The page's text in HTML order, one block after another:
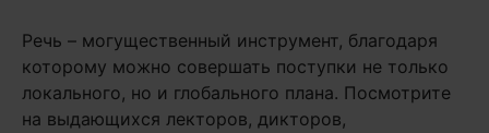
Речь – могущественный инструмент, благодаря
которому можно совершать поступки не только
локального, но и глобального плана. Посмотрите
на выдающихся лекторов, дикторов,